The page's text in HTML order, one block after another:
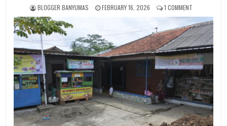
AUTHOR:
BLOGGER BANYUMAS PUBLISHED DATE:
FEBRUARY 16, 2026 1 COMMENTON BKAD